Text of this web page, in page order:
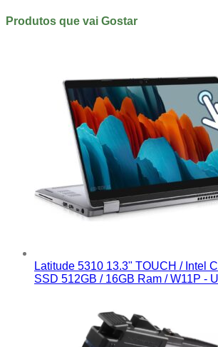
Produtos que vai Gostar
Latitude 5310 13.3" TOUCH / Intel
SSD 512GB / 16GB Ram / W11P -